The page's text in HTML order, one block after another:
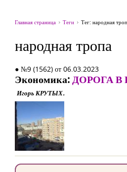
Главная страница Теги Тег: народная
народная тропа
● №9 (1562) от 06.03.2023
Экономика:ДОРОГА В
Игорь КРУТЫХ.